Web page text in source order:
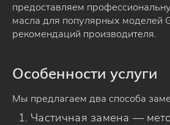
предоставляем
масла для популярных моделей
рекомендаций производителя.
Особенности услуги
Мы предлагаем два способа
Частичная замена —